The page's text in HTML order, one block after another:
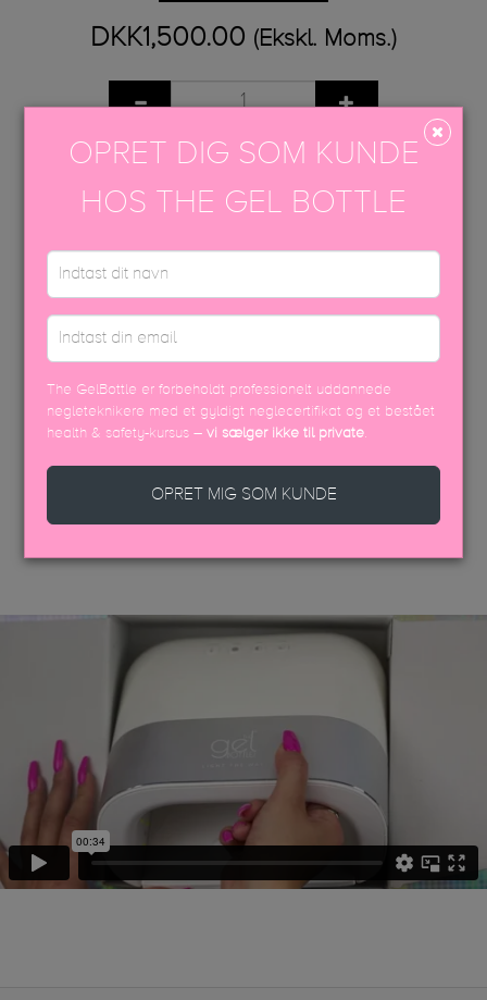
DKK1,500.00 (Ekskl. Moms.)
TILFØJ TIL KURV
PÅFØRINGSVEJLEDNING
EFTERBEHANDLING
USP FARVEBROCHURE
SIKKERHEDSDATABLAD
OPRET DIG SOM KUNDE
HOS THE GEL BOTTLE
The GelBottle er forbeholdt professionelt uddannede
negleteknikere med et gyldigt neglecertifikat og et bestået
health & safety-kursus –vi sælger ikke til private
OPRET MIG SOM KUNDE